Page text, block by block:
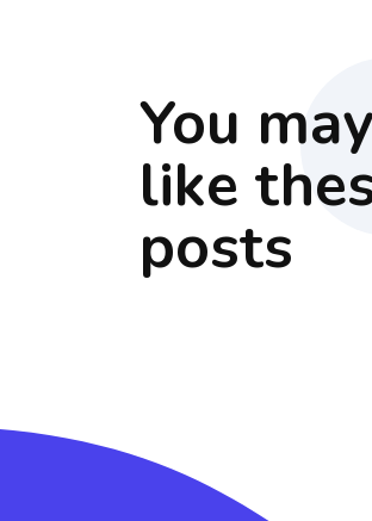
You may
like
posts